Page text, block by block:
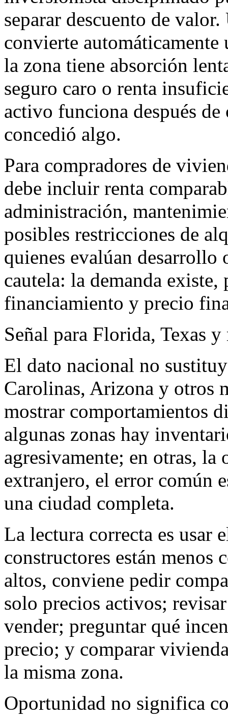
separar descuento de
convierte
la zona tiene absorción
seguro caro o renta
activo funciona después
concedió algo.
Para compradores de
debe incluir renta
administración,
posibles restricciones de
quienes evalúan
cautela: la demanda
financiamiento y precio
Señal para Florida, Texas
El dato nacional no
Carolinas, Arizona y otros
mostrar comportamientos
algunas zonas hay
agresivamente; en otras,
extranjero, el error común
una ciudad completa.
La lectura correcta es
constructores están
altos, conviene pedir
solo precios activos;
vender; preguntar qué
precio; y comparar
la misma zona.
Oportunidad no significa